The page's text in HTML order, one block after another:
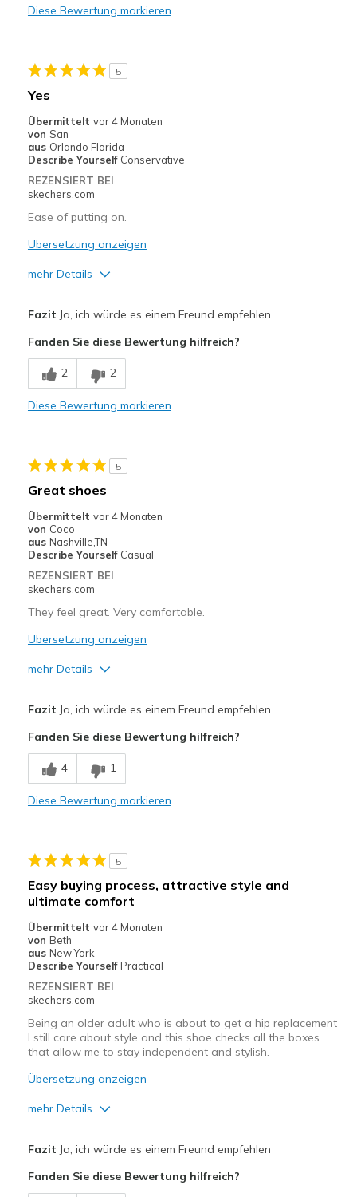
View On Shoes
Shoes are for Wearing
Diese Bewertung markieren
5
Yes
Übermittelt vor 4 Monaten
von San
aus Orlando Florida
Describe Yourself Conservative
REZENSIERT BEI
skechers.com
Ease of putting on.
Übersetzung anzeigen
mehr Details
Breathe Well
Comfortable
Casual Wear
Width
Sizing
Feels true to size
View On Shoes
Fazit Ja, ich würde es einem Freund empfehlen
Fanden Sie diese Bewertung hilfreich?
2 2
Diese Bewertung markieren
5
Great shoes
Übermittelt vor 4 Monaten
von Coco
aus Nashville,TN
Describe Yourself Casual
REZENSIERT BEI
skechers.com
They feel great. Very comfortable.
Übersetzung anzeigen
mehr Details
Comfortable
Stylish
Going Out
Travel
Width
Feels true to width
Sizing
Fazit Ja, ich würde es einem Freund empfehlen
Fanden Sie diese Bewertung hilfreich?
4 1
Diese Bewertung markieren
5
Easy buying process, attractive style and
ultimate comfort
Übermittelt vor 4 Monaten
von Beth
aus New York
Describe Yourself Practical
REZENSIERT BEI
skechers.com
Being an older adult who is about to get a hip replacement
I still care about style and this shoe checks all the boxes
that allow me to stay independent and stylish.
Übersetzung anzeigen
mehr Details
Breathe Well
Fazit Ja, ich würde es einem Freund empfehlen
Fanden Sie diese Bewertung hilfreich?